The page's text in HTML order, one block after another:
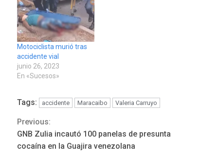
Motociclista murió tras
accidente vial
junio 26, 2023
En «Sucesos»
Tags: accidente Maracaibo Valeria Carruyo
Continue
Reading
Previous:
GNB Zulia incautó 100 panelas de presunta
cocaína en la Guajira venezolana